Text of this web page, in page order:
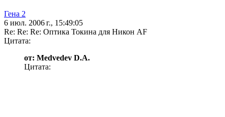
Гена 2
6 июл. 2006 г., 15:49:05
Re: Re: Re: Оптика Токина для Никон AF
Цитата:
от: Medvedev D.A.
Цитата: